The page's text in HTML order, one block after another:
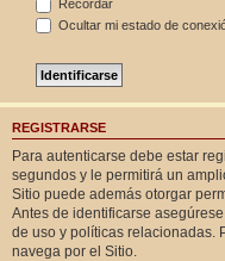
Recordar
Ocultar mi estado de
REGISTRARSE
Para autenticarse debe estar
segundos y le permitirá un
Sitio puede además otorgar
Antes de identificarse
de uso y políticas relacionadas.
navega por el Sitio.